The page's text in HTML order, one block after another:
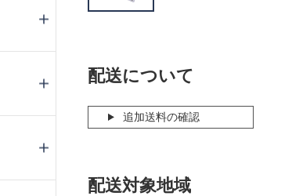
配送について
追加送料の確認
配送対象地域